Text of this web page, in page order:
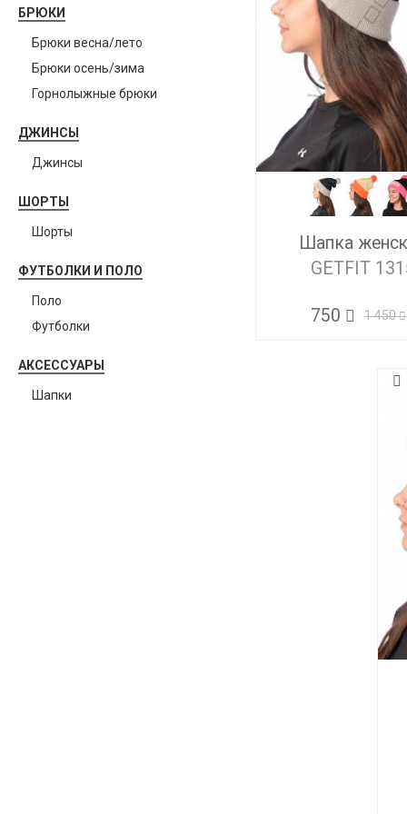
БРЮКИ
Брюки весна/лето
Брюки осень/зима
Горнолыжные брюки
ДЖИНСЫ
Джинсы
ШОРТЫ
Шорты
ФУТБОЛКИ И ПОЛО
Поло
Футболки
АКСЕССУАРЫ
Шапки
Шапка
GETFIT
750 1 450